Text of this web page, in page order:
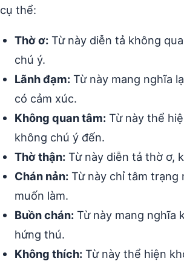
cụ thể:
Thờ ơ: Từ này diễn tả không
chú ý.
Lãnh đạm: Từ này mang nghĩa
có cảm xúc.
Không quan tâm: Từ này thể
không chú ý đến.
Thờ thận: Từ này diễn tả thờ ơ,
Chán nản: Từ này chỉ tâm trạng
muốn làm.
Buồn chán: Từ này mang nghĩa
hứng thú.
Không thích: Từ này thể hiện